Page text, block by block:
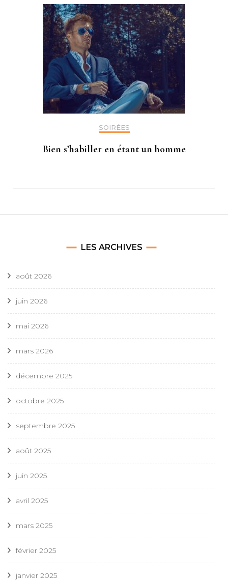
SOIRÉES
Bien s’habiller en étant un homme
LES ARCHIVES
août 2026
juin 2026
mai 2026
mars 2026
décembre 2025
octobre 2025
septembre 2025
août 2025
juin 2025
avril 2025
mars 2025
février 2025
janvier 2025